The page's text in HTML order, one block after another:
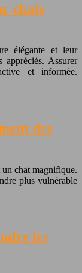
chats
élégante et leur
appréciés. Assurer
et informée.
des
chat magnifique.
plus vulnérable
les